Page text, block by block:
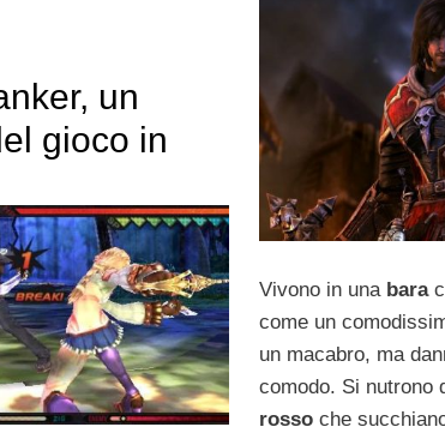
Vivono in una bara
come un
un macabro, ma
comodo. Si nutrono
rossoche
un
gioco in